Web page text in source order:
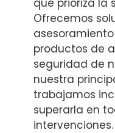
Ofrecemos
productos de
seguridad de
nuestra
trabajamos
superarla en
intervenciones.